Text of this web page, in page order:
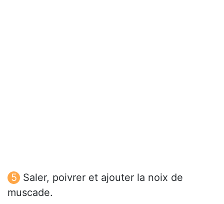
Saler, poivrer et ajouter la noix de
muscade.